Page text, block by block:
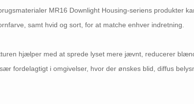
MR16 Downlight Housing-seriens produkter
samt hvid og sort, for at matche enhver indretning.
hjælper med at sprede lyset mere jævnt, reducerer
fordelagtigt i omgivelser, hvor der ønskes blid, diffus